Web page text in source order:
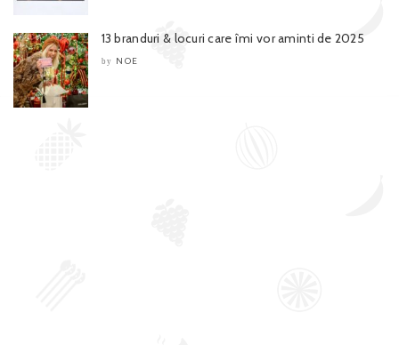
13 branduri & locuri care îmi vor aminti de 2025
by NOE